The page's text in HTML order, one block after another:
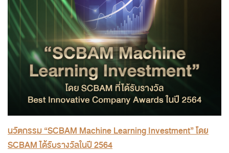
นวัตกรรม “SCBAM Machine Learning Investment” โดย
SCBAM ได้รับรางวัลในปี 2564